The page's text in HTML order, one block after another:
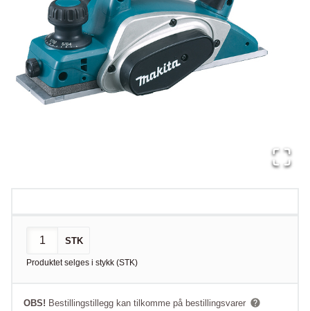
STK
Produktet selges i stykk (STK)
OBS! Bestillingstillegg kan tilkomme på bestillingsvarer